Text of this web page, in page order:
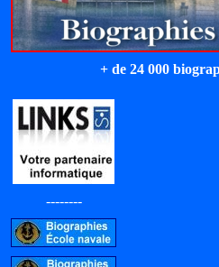
+ de 24 000
--------